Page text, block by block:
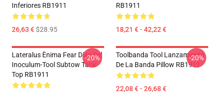
Inferiores RB1911
26,63 €$28.95
RB1911
18,21 € - 42,22 €
Lateralus Ènima Fear Días Del
Inoculum-Tool Subtow Tank
Top RB1911
-20%
Toolbanda Tool Lanzamiento
De La Banda Pillow RB1911
22,08 € - 26,68 €
-20%